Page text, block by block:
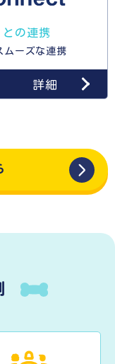
の連携
ムーズな連携
詳細